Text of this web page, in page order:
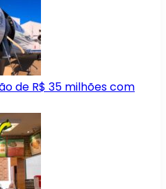
de R$ 35 milhões com